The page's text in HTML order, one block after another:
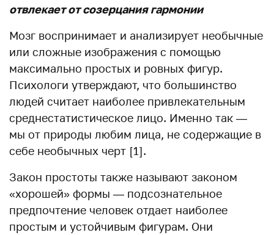
отвлекает от созерцания гармонии
Мозг воспринимает и анализирует необычные
или сложные изображения с помощью
максимально простых и ровных фигур.
Психологи утверждают, что большинство
людей считает наиболее привлекательным
среднестатистическое лицо. Именно так —
мы от природы любим лица, не содержащие в
себе необычных черт [1].
Закон простоты также называют законом
«хорошей» формы — подсознательное
предпочтение человек отдает наиболее
простым и устойчивым фигурам. Они